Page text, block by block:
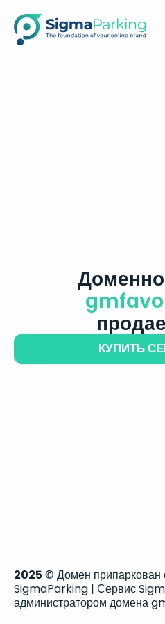
КУПИТЬ
2025 © Домен
SigmaParking | Сервис
администратором домена